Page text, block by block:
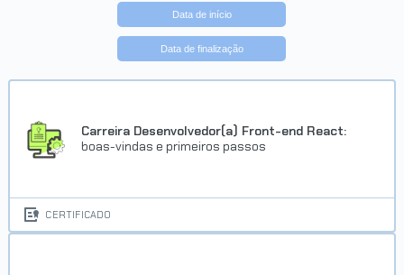
Data de início
Data de finalização
Carreira Desenvolvedor(a) Front-end React:
boas-vindas e primeiros passos
CERTIFICADO